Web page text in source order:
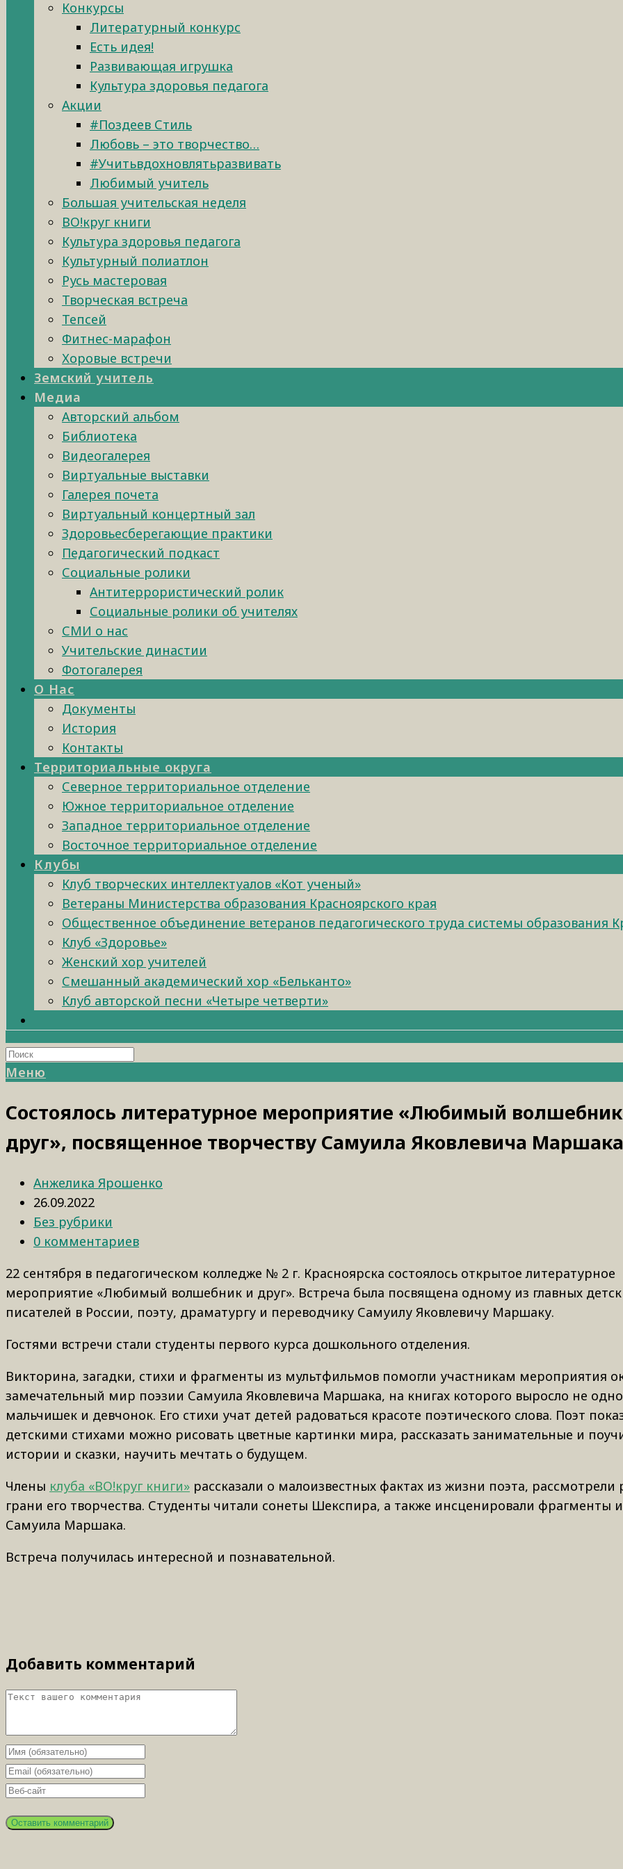
Конкурсы
Литературный конкурс
Есть идея!
Развивающая игрушка
Культура здоровья педагога
Акции
#Поздеев Стиль
Любовь – это творчество…
#Учитьвдохновлятьразвивать
Любимый учитель
Большая учительская неделя
ВО!круг книги
Культура здоровья педагога
Культурный полиатлон
Русь мастеровая
Творческая встреча
Тепсей
Фитнес-марафон
Хоровые встречи
Земский учитель
Медиа
Авторский альбом
Библиотека
Видеогалерея
Виртуальные выставки
Галерея почета
Виртуальный концертный зал
Здоровьесберегающие практики
Педагогический подкаст
Социальные ролики
Антитеррористический ролик
Социальные ролики об учителях
СМИ о нас
Учительские династии
Фотогалерея
О Нас
Документы
История
Контакты
Территориальные округа
Северное территориальное отделение
Южное территориальное отделение
Западное территориальное отделение
Восточное территориальное отделение
Клубы
Клуб творческих интеллектуалов «Кот ученый»
Ветераны Министерства образования Красноярского края
Общественное объединение ветеранов педагогического труда системы образования
Клуб «Здоровье»
Женский хор учителей
Смешанный академический хор «Бельканто»
Клуб авторской песни «Четыре четверти»
Меню
Состоялось литературное мероприятие «Любимый
друг», посвященное творчеству Самуила Яковлевича Маршака
Анжелика Ярошенко
26.09.2022
Без рубрики
0 комментариев
22 сентября в педагогическом колледже № 2 г. Красноярска состоялось открытое литературное
мероприятие «Любимый волшебник и друг». Встреча была посвящена одному из главных
писателей в России, поэту, драматургу и переводчику Самуилу Яковлевичу Маршаку.
Гостями встречи стали студенты первого курса дошкольного отделения.
Викторина, загадки, стихи и фрагменты из мультфильмов помогли участникам мероприятия
замечательный мир поэзии Самуила Яковлевича Маршака, на книгах которого выросло не
мальчишек и девчонок. Его стихи учат детей радоваться красоте поэтического слова. Поэт
детскими стихами можно рисовать цветные картинки мира, рассказать занимательные и
истории и сказки, научить мечтать о будущем.
Члены клуба «ВО!круг книги» рассказали о малоизвестных фактах из жизни поэта, рассмотрели
грани его творчества. Студенты читали сонеты Шекспира, а также инсценировали фрагменты
Самуила Маршака.
Встреча получилась интересной и познавательной.
Добавить комментарий